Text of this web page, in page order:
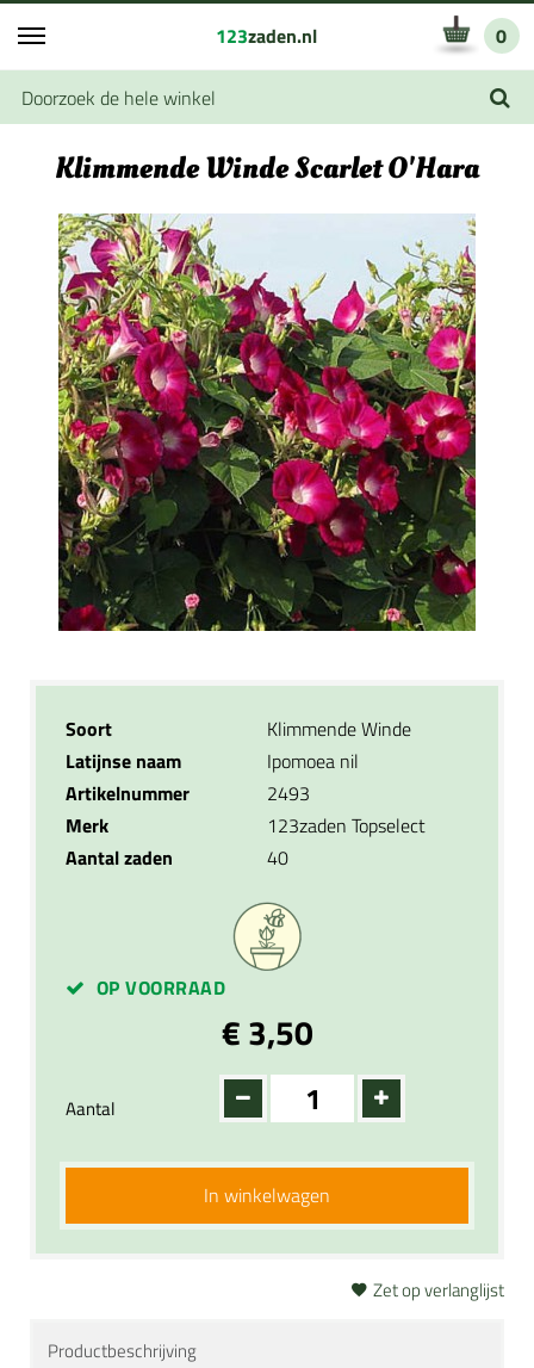
123zaden.nl 0
Klimmende Winde Scarlet O'Hara
Soort
Klimmende Winde
Latijnse naam
Ipomoea nil
Artikelnummer
2493
Merk
123zaden Topselect
Aantal zaden
40
OP VOORRAAD
€ 3,50
Aantal
In winkelwagen
Zet op verlanglijst
Productbeschrijving